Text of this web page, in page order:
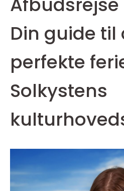
Din guide til
perfekte
Solkystens